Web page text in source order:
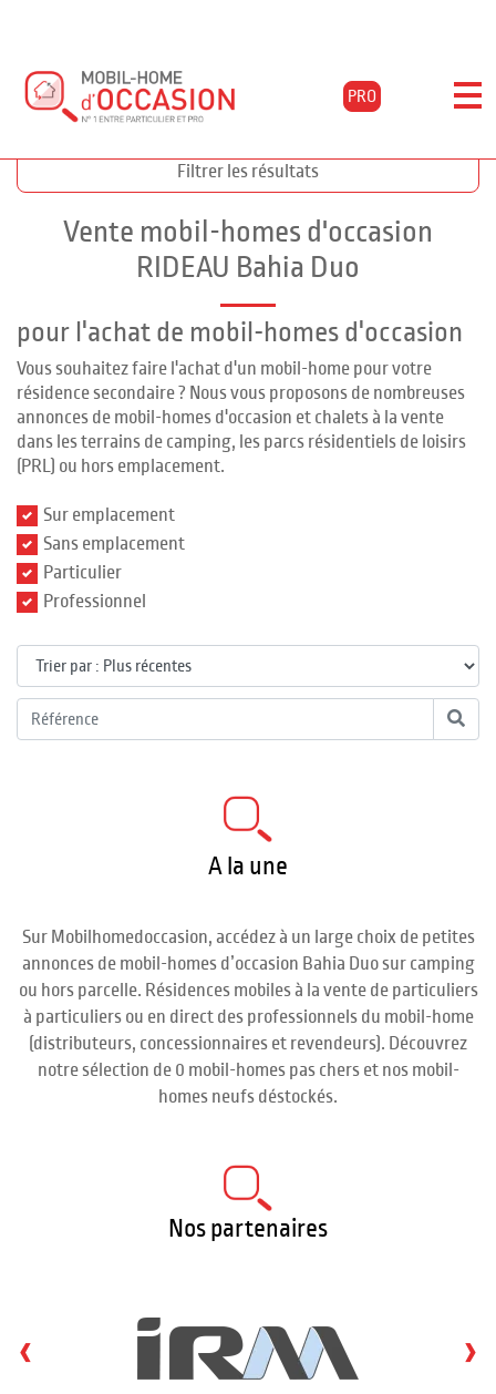
PRO
Acheter Annonces bahia duo
Filtrer les résultats
Vente mobil-homes d'occasion
RIDEAU Bahia Duo
pour l'achat de mobil-homes d'occasion
Vous souhaitez faire l'achat d'un mobil-home pour votre
résidence secondaire ? Nous vous proposons de nombreuses
annonces de mobil-homes d'occasion et chalets à la vente
dans les terrains de camping, les parcs résidentiels de loisirs
(PRL) ou hors emplacement.
Sur emplacement
Sans emplacement
Particulier
Professionnel
A la une
Sur Mobilhomedoccasion, accédez à un large choix de petites
annonces de mobil-homes d’occasion Bahia Duo sur camping
ou hors parcelle. Résidences mobiles à la vente de particuliers
à particuliers ou en direct des professionnels du mobil-home
(distributeurs, concessionnaires et revendeurs). Découvrez
notre sélection de 0 mobil-homes pas chers et nos mobil-
homes neufs déstockés.
Nos partenaires
‹ ›